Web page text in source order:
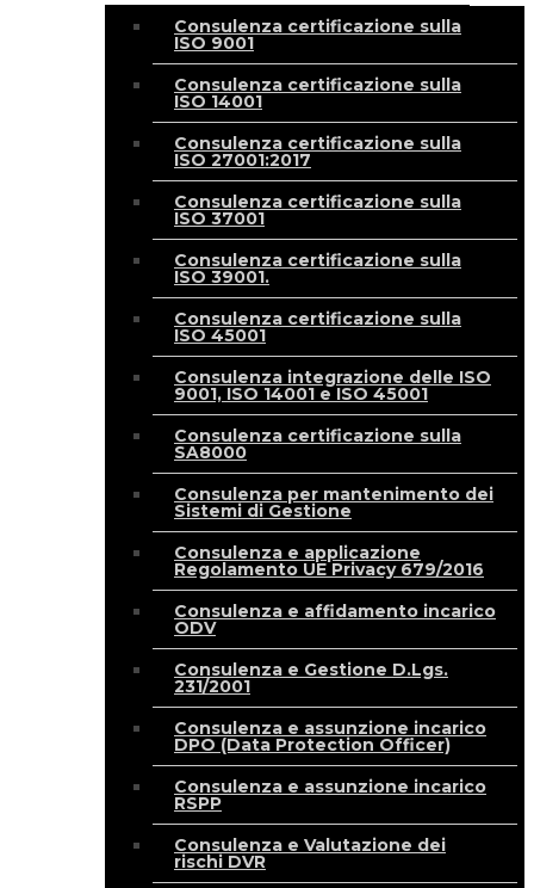
Consulenza certificazione sulla
ISO 9001
Consulenza certificazione sulla
ISO 14001
Consulenza certificazione sulla
ISO 27001:2017
Consulenza certificazione sulla
ISO 37001
Consulenza certificazione sulla
ISO 39001.
Consulenza certificazione sulla
ISO 45001
Consulenza integrazione delle ISO
9001, ISO 14001 e ISO 45001
Consulenza certificazione sulla
SA8000
Consulenza per mantenimento dei
Sistemi di Gestione
Consulenza e applicazione
Regolamento UE Privacy 679/2016
Consulenza e affidamento incarico
ODV
Consulenza e Gestione D.Lgs.
231/2001
Consulenza e assunzione incarico
DPO (Data Protection Officer)
Consulenza e assunzione incarico
RSPP
Consulenza e Valutazione dei
rischi DVR